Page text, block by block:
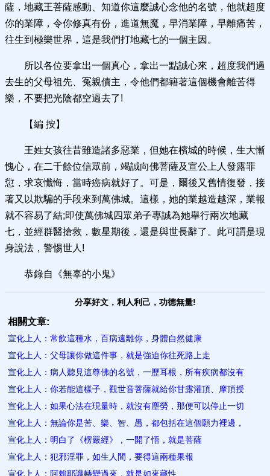
薩，地藏王菩薩感動、知道你這麼誠心念他的名號，他就超度
你的業障，令你修真有份，進道無魔，早消業障，早離痛苦，
往生到極樂世界，這是我們打地藏七的一個主因。
所以各位要拿出一個真心，拿出一點誠心來，超度我們過
去生的父母祖先、冤親債主，令他們都籍著這個機會離苦得
樂，不要把光陰都空過去了!
【編 按】
王姓女孩往昔雖造諸多惡業，但她在檳城的時候，生大慚
愧心，在二千餘位信眾前，竭誠向佛菩薩及宣公上人發露罪
愆，求哀懺悔，當時癌病就好了。可是，爾後又舊情復發，接
著又以欺騙的手段來到萬佛城。這樣，她的業越造越深，業報
就不容易了結;即使萬佛城四眾弟子專誠為她舉行兩次地藏
七，並經群醫搶救，數星期後，還是與世長辭了。此可謂是現
身說法，警惕世人!
恭錄自《無辜的小鬼》
分享好文，利人利己，功德無量!
相關文章:
宣化上人：常飲這種水，百病遠離你，身體自然健康
宣化上人：父母讓你做這件事，就是強迫你往死路上走
宣化上人：病人聽見這尊佛的名號，一歷耳根，所有疾病都沒有
宣化上人：你若能這樣子，觀世音菩薩就給你甘露灌頂、摩頂授
宣化上人：如果心法在現量時，就沒有塵勞，那便可以停止一切
宣化上人：無論你是苦、樂、智、愚，都包括在這個願力裡邊，
宣化上人：明白了《楞嚴經》，一開了悟，就是菩薩
宣化上人：犯邪淫罪，如生人間，要得這兩種果報
宣化上人：阿賴耶識轉變過來，就是如來藏性